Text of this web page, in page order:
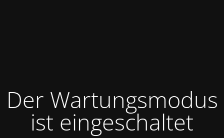
Der Wartungsmodus
ist eingeschaltet